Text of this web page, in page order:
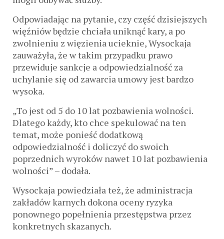
Odpowiadając na pytanie, czy część dzisiejszych
więźniów będzie chciała uniknąć kary, a po
zwolnieniu z więzienia ucieknie, Wysockaja
zauważyła, że ​​w takim przypadku prawo
przewiduje sankcje a odpowiedzialność za
uchylanie się od zawarcia umowy jest bardzo
wysoka.
„To jest od 5 do 10 lat pozbawienia wolności.
Dlatego każdy, kto chce spekulować na ten
temat, może ponieść dodatkową
odpowiedzialność i doliczyć do swoich
poprzednich wyroków nawet 10 lat pozbawienia
wolności” – dodała.
Wysockaja powiedziała też, że administracja
zakładów karnych dokona oceny ryzyka
ponownego popełnienia przestępstwa przez
konkretnych skazanych.